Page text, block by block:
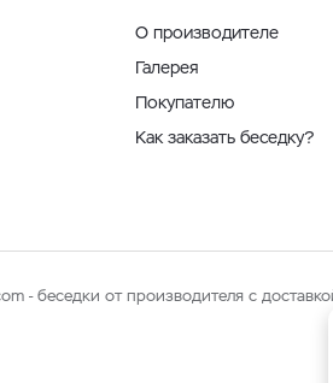
О производителе
Галерея
Покупателю
Как заказать беседку?
- беседки от производителя с